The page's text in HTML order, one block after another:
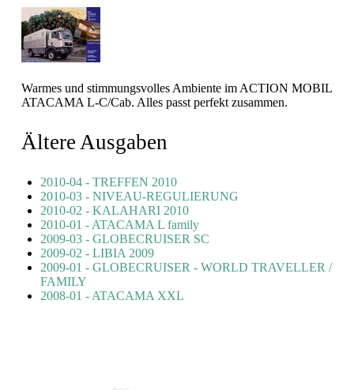
Warmes und stimmungsvolles Ambiente im ACTION MOBIL
ATACAMA L-C/Cab. Alles passt perfekt zusammen.
Ältere Ausgaben
2010-04 - TREFFEN 2010
2010-03 - NIVEAU-REGULIERUNG
2010-02 - KALAHARI 2010
2010-01 - ATACAMA L family
2009-03 - GLOBECRUISER SC
2009-02 - LIBIA 2009
2009-01 - GLOBECRUISER - WORLD TRAVELLER /
FAMILY
2008-01 - ATACAMA XXL